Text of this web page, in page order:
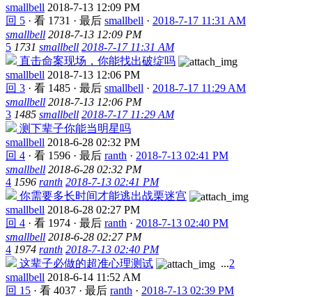
smallbell 2018-7-13 12:09 PM
回 5 · 看 1731 · 最后 smallbell · 2018-7-17 11:31 AM
smallbell 2018-7-13 12:09 PM
5 1731 smallbell 2018-7-17 11:31 AM
直击命案现场，你能找出破绽吗
smallbell 2018-7-13 12:06 PM
回 3 · 看 1485 · 最后 smallbell · 2018-7-17 11:29 AM
smallbell 2018-7-13 12:06 PM
3 1485 smallbell 2018-7-17 11:29 AM
测下辈子你能当明星吗
smallbell 2018-6-28 02:32 PM
回 4 · 看 1596 · 最后 ranth · 2018-7-13 02:41 PM
smallbell 2018-6-28 02:32 PM
4 1596 ranth 2018-7-13 02:41 PM
你需要多长时间才能逃出战栗迷宫
smallbell 2018-6-28 02:27 PM
回 4 · 看 1974 · 最后 ranth · 2018-7-13 02:40 PM
smallbell 2018-6-28 02:27 PM
4 1974 ranth 2018-7-13 02:40 PM
这辈子必做的超准心理测试
...2
smallbell 2018-6-14 11:52 AM
回 15 · 看 4037 · 最后 ranth · 2018-7-13 02:39 PM